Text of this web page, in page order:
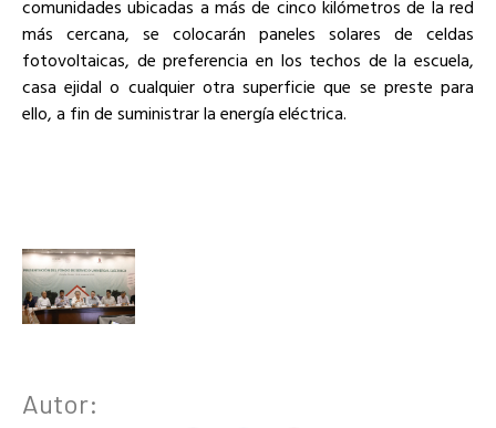
comunidades ubicadas a más de cinco kilómetros de la red
más cercana, se colocarán paneles solares de celdas
fotovoltaicas, de preferencia en los techos de la escuela,
casa ejidal o cualquier otra superficie que se preste para
ello, a fin de suministrar la energía eléctrica.
Autor: